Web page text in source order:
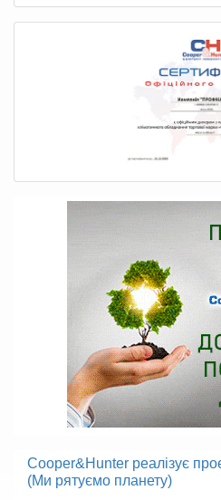
Cooper&Hunter реалізує
(Ми рятуємо планету)